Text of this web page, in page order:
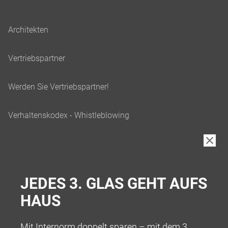
JEDES 3. GLAS GEHT AUFS
HAUS